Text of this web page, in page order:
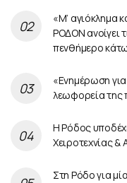
«Μ’ αγιόκλημα
ΡΟΔΟΝ ανοίγει
πενθήμερο
«Ενημέρωση
λεωφορεία
Η Ρόδος
Χειροτεχνίας &
Στη Ρόδο για